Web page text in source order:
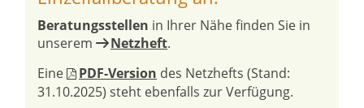
Beratungsstellen in Ihrer Nähe finden Sie in
unserem
Netzheft.
Eine
PDF-Version des Netzhefts (Stand:
31.10.2025) steht ebenfalls zur Verfügung.